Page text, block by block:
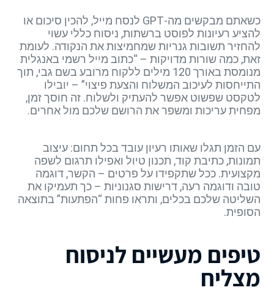
כשאתם מבקשים מה-GPT לנסח מייל, להכין סיכום או
להציע רעיונות לפוסט ברשתות, ניסוח כללי עשוי
להחזיר תשובות גנריות שמחמיצות את הנקודה. לעומת
זאת, כמה שורות מדויקות – “כתוב מייל רשמי באנגלית
מנומסת באורך 120 מילים ללקוח מרובע בשם גבי, תוך
התייחסות לעיכוב המשלוח והצעת פיצוי” – יובילו
לטקסט שפשוט אפשר להעתיק ולשלוח. זה חוסך זמן,
מפחית עריכות ומשפר את הרושם שלכם מול אחרים.
עם הזמן תגלו שאותו רעיון עובד בכל תחום: עיצוב
תמונות, כתיבת קוד, תכנון טיול ואפילו תרגום לשפה
מקצועית. ככל שתקפידו על פרטים – הקשר, דוגמה
טובה ודוגמה רעה, דרישות סגנוניות – כך תעמיקו את
השליטה שלכם בכלים, ותראו פחות “הפתעות” בתוצאה
הסופית.
טיפים מעשיים לניסוח
מצליח